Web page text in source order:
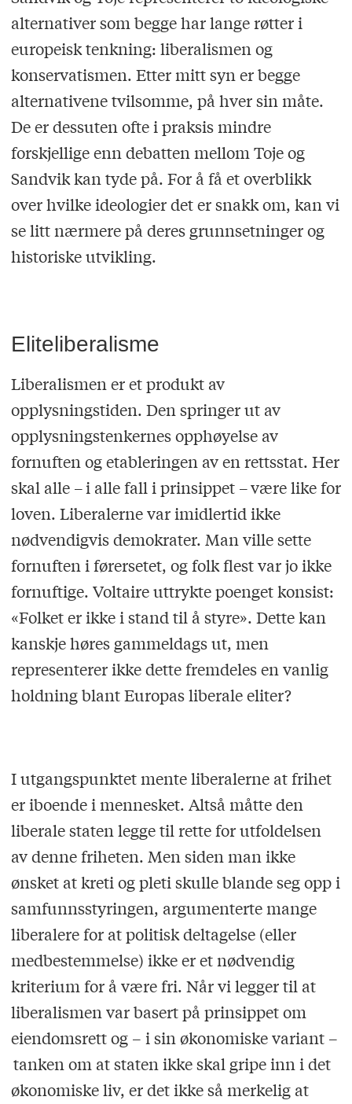
alternativer som begge har lange røtter i
europeisk tenkning: liberalismen og
konservatismen. Etter mitt syn er begge
alternativene tvilsomme, på hver sin måte.
De er dessuten ofte i praksis mindre
forskjellige enn debatten mellom Toje og
Sandvik kan tyde på. For å få et overblikk
over hvilke ideologier det er snakk om, kan vi
se litt nærmere på deres grunnsetninger og
historiske utvikling.
Eliteliberalisme
Liberalismen er et produkt av
opplysningstiden. Den springer ut av
opplysningstenkernes opphøyelse av
fornuften og etableringen av en rettsstat. Her
skal alle – i alle fall i prinsippet – være like for
loven. Liberalerne var imidlertid ikke
nødvendigvis demokrater. Man ville sette
fornuften i førersetet, og folk flest var jo ikke
fornuftige. Voltaire uttrykte poenget konsist:
«Folket er ikke i stand til å styre». Dette kan
kanskje høres gammeldags ut, men
representerer ikke dette fremdeles en vanlig
holdning blant Europas liberale eliter?
I utgangspunktet mente liberalerne at frihet
er iboende i mennesket. Altså måtte den
liberale staten legge til rette for utfoldelsen
av denne friheten. Men siden man ikke
ønsket at kreti og pleti skulle blande seg opp i
samfunnsstyringen, argumenterte mange
liberalere for at politisk deltagelse (eller
medbestemmelse) ikke er et nødvendig
kriterium for å være fri. Når vi legger til at
liberalismen var basert på prinsippet om
eiendomsrett og – i sin økonomiske variant –
tanken om at staten ikke skal gripe inn i det
økonomiske liv, er det ikke så merkelig at